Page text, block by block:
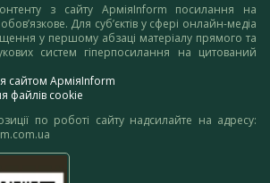
з сайту АрміяInform посилання на
обов’язкове. Для суб’єктів у сфері онлайн-медіа
у першому абзаці матеріалу прямого та
систем гіперпосилання на цитований
сайтом АрміяInform
файлів cookie
по роботі сайту надсилайте на адресу: